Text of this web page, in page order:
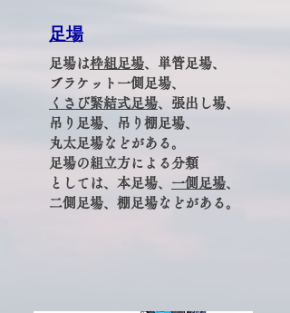
足場
足場は枠組足場、単管足場、
ブラケット一側足場、
くさび緊結式足場、張出し場、
吊り足場、吊り棚足場、
丸太足場などがある。
足場の組立方による分類
としては、本足場、 一側足場、
二側足場、棚足場などがある。